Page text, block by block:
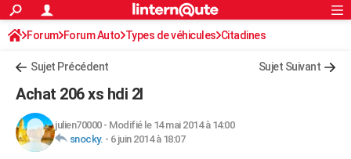
ACTUALITÉS
Politique
Société
Faits Divers
Education
Monde
Villes
+
FINANCE
Retraite
Impôts
Epargne
Immobilier
Risques naturels par ville
Banque
Assurance
Crédit
AUTO
S'inscrire
Connexion
Forum Forum Auto Types de véhicules Citadines
Sujet Précédent Sujet Suivant
Achat 206 xs hdi 2l
julien70000- Modifié le 14 mai 2014 à 14:00
snocky. - 6 juin 2014 à 18:07